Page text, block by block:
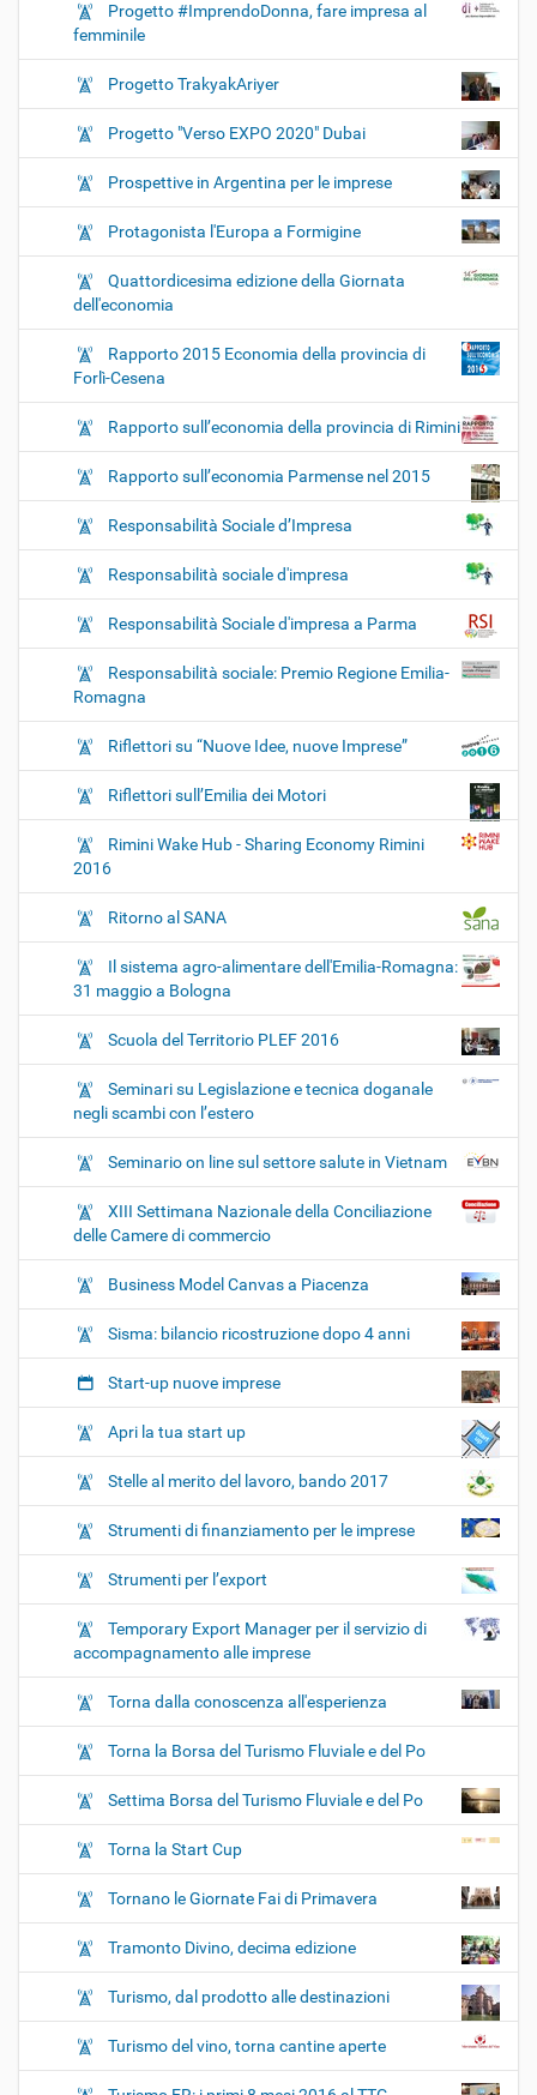
Progetto #ImprendoDonna, fare impresa al
femminile
Progetto TrakyakAriyer
Progetto "Verso EXPO 2020" Dubai
Prospettive in Argentina per le imprese
Protagonista l'Europa a Formigine
Quattordicesima edizione della Giornata
dell'economia
Rapporto 2015 Economia della provincia di
Forlì-Cesena
Rapporto sull’economia della provincia di Rimini
Rapporto sull’economia Parmense nel 2015
Responsabilità Sociale d’Impresa
Responsabilità sociale d'impresa
Responsabilità Sociale d'impresa a Parma
Responsabilità sociale: Premio Regione Emilia-
Romagna
Riflettori su “Nuove Idee, nuove Imprese”
Riflettori sull’Emilia dei Motori
Rimini Wake Hub - Sharing Economy Rimini
2016
Ritorno al SANA
Il sistema agro-alimentare dell'Emilia-Romagna:
31 maggio a Bologna
Scuola del Territorio PLEF 2016
Seminari su Legislazione e tecnica doganale
negli scambi con l’estero
Seminario on line sul settore salute in Vietnam
XIII Settimana Nazionale della Conciliazione
delle Camere di commercio
Business Model Canvas a Piacenza
Sisma: bilancio ricostruzione dopo 4 anni
Start-up nuove imprese
Apri la tua start up
Stelle al merito del lavoro, bando 2017
Strumenti di finanziamento per le imprese
Strumenti per l’export
Temporary Export Manager per il servizio di
accompagnamento alle imprese
Torna dalla conoscenza all'esperienza
Torna la Borsa del Turismo Fluviale e del Po
Settima Borsa del Turismo Fluviale e del Po
Torna la Start Cup
Tornano le Giornate Fai di Primavera
Tramonto Divino, decima edizione
Turismo, dal prodotto alle destinazioni
Turismo del vino, torna cantine aperte